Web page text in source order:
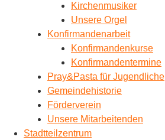
Kirchenmusiker
Unsere Orgel
Konfirmandenarbeit
Konfirmandenkurse
Konfirmandentermine
Pray&Pasta für Jugendliche
Gemeindehistorie
Förderverein
Unsere Mitarbeitenden
Stadtteilzentrum